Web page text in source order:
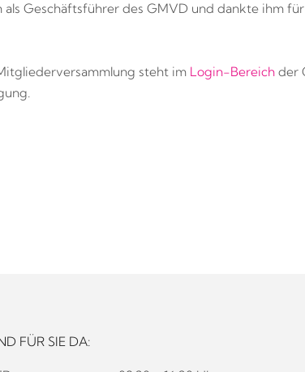
als Geschäftsführer des GMVD und dankte ihm
steht im Login-Bereichder
FÜR SIE DA: